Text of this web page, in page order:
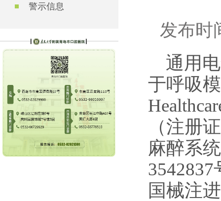
警示信息
发布时
通用
于呼吸
（注册
麻醉系
国械注